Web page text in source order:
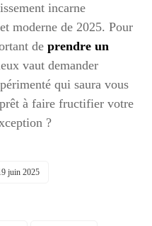
incarne
moderne de 2025. Pour
deprendre un
vaut demander
qui saura vous
à faire fructifier votre
?
juin 2025